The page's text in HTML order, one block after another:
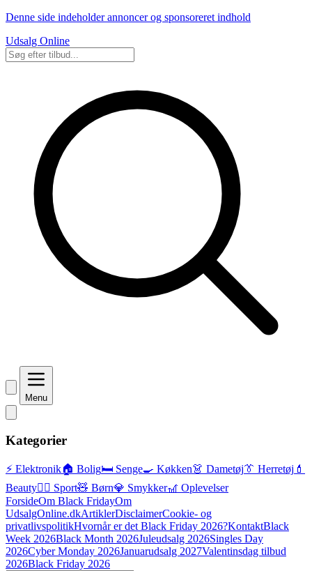
Denne side indeholder annoncer og sponsoreret indhold
Udsalg Online
Menu
Kategorier
⚡ Elektronik🏠 Bolig🛏️ Senge🍳 Køkken👗 Dametøj👔 Herretøj 💄
Beauty🏃‍♂️ Sport🧸 Børn💎 Smykker🎢 Oplevelser
ForsideOm Black FridayOm
UdsalgOnline.dkArtiklerDisclaimerCookie- og
privatlivspolitikHvornår er det Black Friday 2026?KontaktBlack
Week 2026Black Month 2026Juleudsalg 2026Singles Day
2026Cyber Monday 2026Januarudsalg 2027Valentinsdag tilbud
2026Black Friday 2026